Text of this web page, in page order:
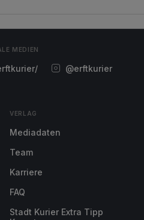
MEDIEN
@erftkurier
VERLAG
Mediadaten
Team
Karriere
FAQ
Stadt Kurier Extra Tipp